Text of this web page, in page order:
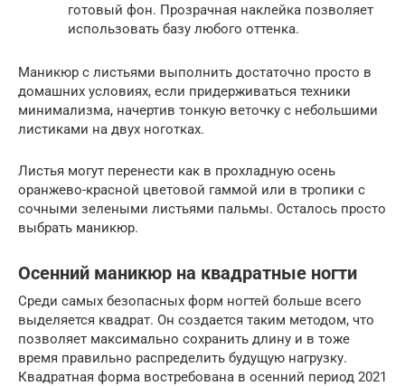
готовый фон. Прозрачная наклейка позволяет
использовать базу любого оттенка.
Маникюр с листьями выполнить достаточно просто в
домашних условиях, если придерживаться техники
минимализма, начертив тонкую веточку с небольшими
листиками на двух ноготках.
Листья могут перенести как в прохладную осень
оранжево-красной цветовой гаммой или в тропики с
сочными зелеными листьями пальмы. Осталось просто
выбрать маникюр.
Осенний маникюр на квадратные ногти
Среди самых безопасных форм ногтей больше всего
выделяется квадрат. Он создается таким методом, что
позволяет максимально сохранить длину и в тоже
время правильно распределить будущую нагрузку.
Квадратная форма востребована в осенний период 2021